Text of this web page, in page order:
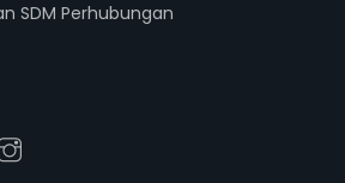
SDM Perhubungan